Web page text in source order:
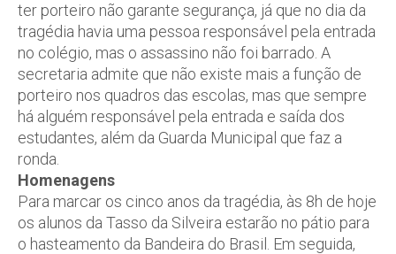
ter porteiro não garante segurança, já que no dia da
tragédia havia uma pessoa responsável pela entrada
no colégio, mas o assassino não foi barrado. A
secretaria admite que não existe mais a função de
porteiro nos quadros das escolas, mas que sempre
há alguém responsável pela entrada e saída dos
estudantes, além da Guarda Municipal que faz a
ronda.
Homenagens
Para marcar os cinco anos da tragédia, às 8h de hoje
os alunos da Tasso da Silveira estarão no pátio para
o hasteamento da Bandeira do Brasil. Em seguida,